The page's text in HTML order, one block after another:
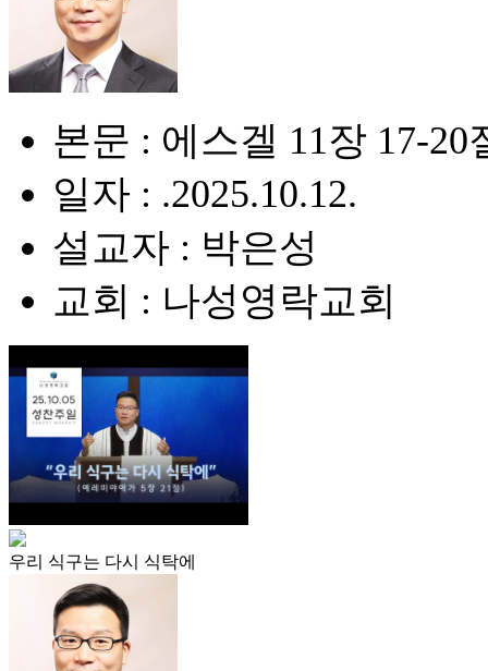
본문 : 에스겔 11장 17-20
일자 : .2025.10.12.
설교자 : 박은성
교회 : 나성영락교회
우리 식구는 다시 식탁에